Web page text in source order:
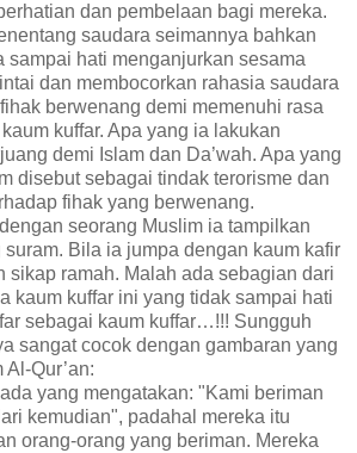
dan pembelaan bagi mereka.
saudara seimannya bahkan
sampai hati menganjurkan sesama
dan membocorkan rahasia saudara
berwenang demi memenuhi rasa
kuffar. Apa yang ia lakukan
demi Islam dan Da’wah. Apa yang
disebut sebagai tindak terorisme dan
fihak yang berwenang.
seorang Muslim ia tampilkan
Bila ia jumpa dengan kaum kafir
sikap ramah. Malah ada sebagian dari
kaum kuffar ini yang tidak sampai hati
sebagai kaum kuffar…!!! Sungguh
sangat cocok dengan gambaran yang
Qur’an:
yang mengatakan: "Kami beriman
kemudian", padahal mereka itu
orang-orang yang beriman. Mereka